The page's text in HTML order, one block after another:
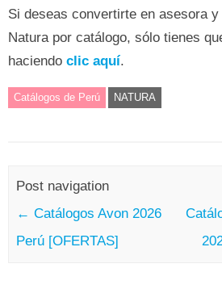
Si deseas convertirte en asesora
Natura por catálogo, sólo tienes
haciendo clic aquí.
Catálogos de Perú NATURA
Post navigation
← Catálogos Avon 2026
Perú [OFERTAS]